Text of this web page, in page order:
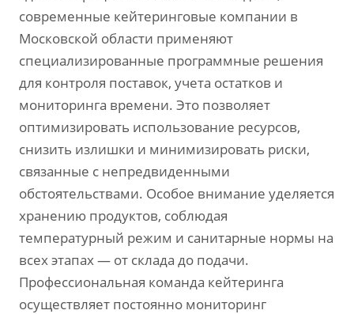
современные кейтеринговые компании в
Московской области применяют
специализированные программные решения
для контроля поставок, учета остатков и
мониторинга времени. Это позволяет
оптимизировать использование ресурсов,
снизить излишки и минимизировать риски,
связанные с непредвиденными
обстоятельствами. Особое внимание уделяется
хранению продуктов, соблюдая
температурный режим и санитарные нормы на
всех этапах — от склада до подачи.
Профессиональная команда кейтеринга
осуществляет постоянно мониторинг